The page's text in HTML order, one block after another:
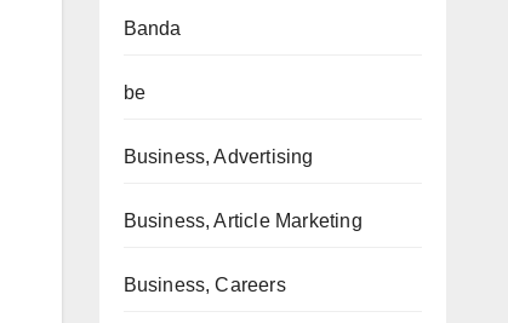
Banda
be
Business, Advertising
Business, Article Marketing
Business, Careers